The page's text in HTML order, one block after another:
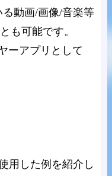
る動画/画像/音楽等
も可能です。
ーアプリとして
用した例を紹介し